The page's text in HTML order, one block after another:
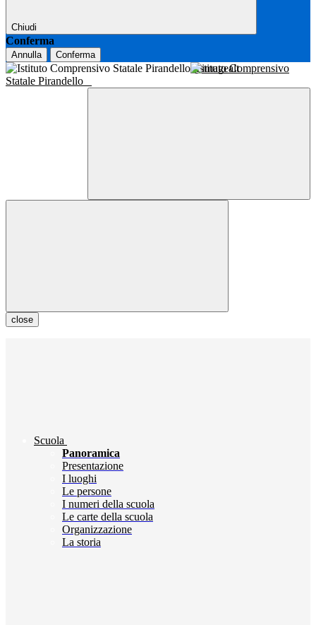
Chiudi
Conferma
Annulla Conferma
Istituto Comprensivo
Statale Pirandello
close
Scuola
Panoramica
Presentazione
I luoghi
Le persone
I numeri della scuola
Le carte della scuola
Organizzazione
La storia